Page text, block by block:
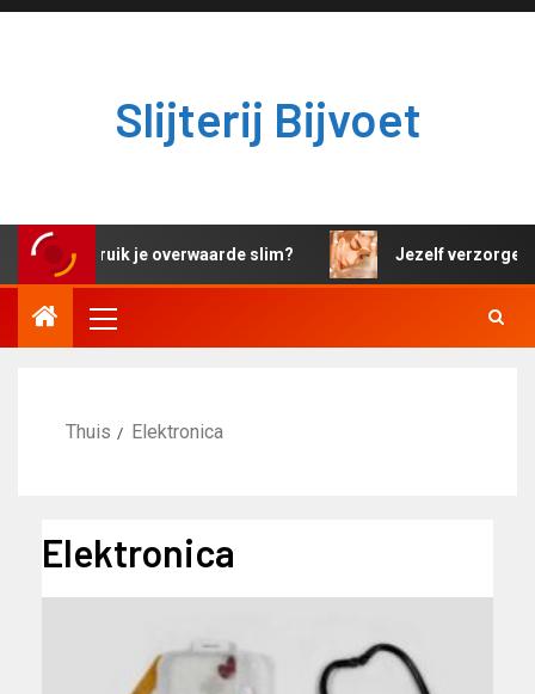
Slijterij Bijvoet
Hoe gebruik je overwaarde slim? Jezelf verzorgen
Thuis Elektronica
Elektronica